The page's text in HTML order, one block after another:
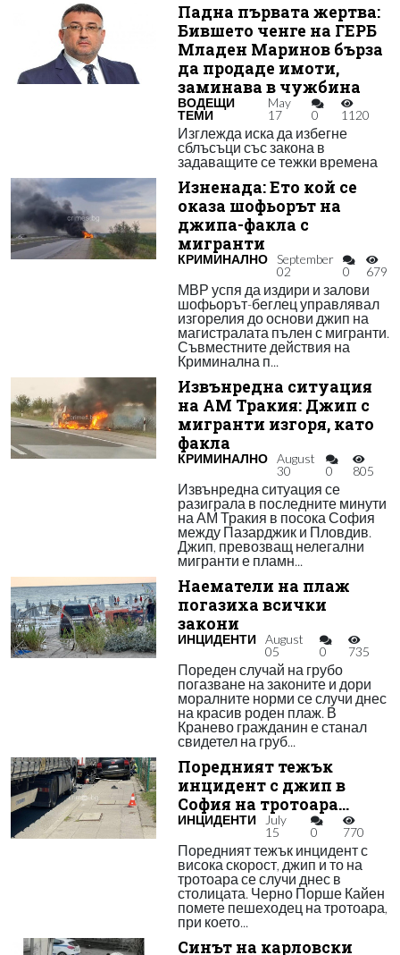
Падна първата жертва:
Бившето ченге на ГЕРБ
Младен Маринов бърза
да продаде имоти,
заминава в чужбина
ВОДЕЩИ
ТЕМИ
May
17
0 1120
Изглежда иска да избегне
сблъсъци със закона в
задаващите се тежки времена
Изненада: Ето кой се
оказа шофьорът на
джипа-факла с
мигранти
КРИМИНАЛНО
September
02
0 679
МВР успя да издири и залови
шофьорът-беглец управлявал
изгорелия до основи джип на
магистралата пълен с мигранти.
Съвместните действия на
Криминална п...
Извънредна ситуация
на АМ Тракия: Джип с
мигранти изгоря, като
факла
КРИМИНАЛНО
August
30
0 805
Извънредна ситуация се
разиграла в последните минути
на АМ Тракия в посока София
между Пазарджик и Пловдив.
Джип, превозващ нелегални
мигранти е пламн...
Наематели на плаж
погазиха всички
закони
ИНЦИДЕНТИ
August
05
0 735
Пореден случай на грубо
погазване на законите и дори
моралните норми се случи днес
на красив роден плаж. В
Кранево гражданин е станал
свидетел на груб...
Поредният тежък
инцидент с джип в
София на тротоара…
ИНЦИДЕНТИ
July
15
0 770
Поредният тежък инцидент с
висока скорост, джип и то на
тротоара се случи днес в
столицата. Черно Порше Кайен
помете пешеходец на тротоара,
при което...
Синът на карловски